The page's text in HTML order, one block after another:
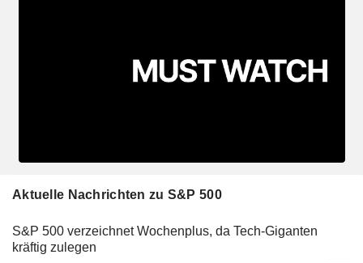
Aktuelle Nachrichten zu S&P 500
S&P 500 verzeichnet Wochenplus, da Tech-Giganten
kräftig zulegen